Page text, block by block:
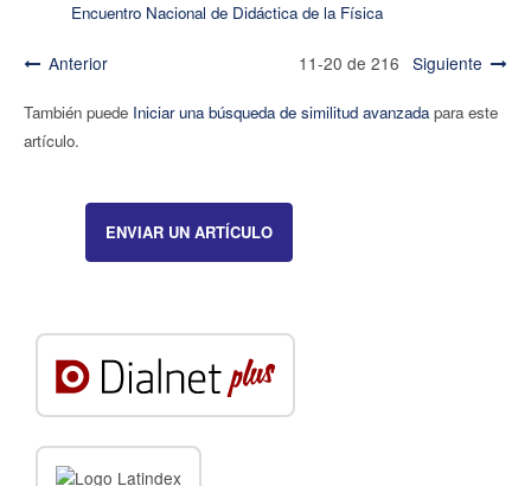
Encuentro Nacional de Didáctica de la Física
Anterior 11-20 de 216 Siguiente
También puede Iniciar una búsqueda de similitud avanzadapara este
artículo.
ENVIAR UN ARTÍCULO